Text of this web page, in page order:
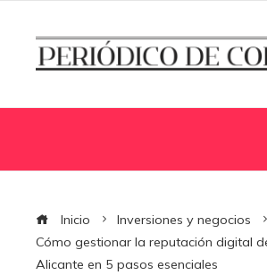
Inicio
Inversiones y negocios
Cómo gestionar la reputación digital
Alicante en 5 pasos esenciales